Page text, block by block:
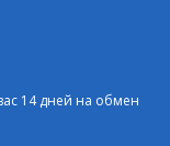
14 дней на обмен